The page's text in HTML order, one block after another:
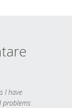
I have
problems